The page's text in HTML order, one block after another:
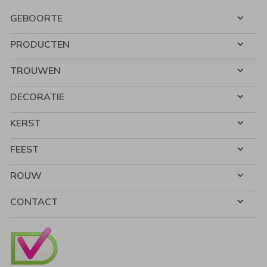
GEBOORTE
PRODUCTEN
TROUWEN
DECORATIE
KERST
FEEST
ROUW
CONTACT